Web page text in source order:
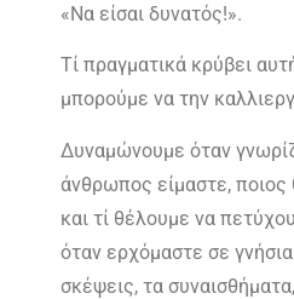
«Να είσαι δυνατός!».
Τί πραγματικά κρύβει
μπορούμε να την
Δυναμώνουμε όταν
άνθρωπος είμαστε, ποιος
και τί θέλουμε να
όταν ερχόμαστε σε
σκέψεις, τα συναισθήματα,